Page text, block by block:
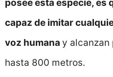
posee esta especie, es
capaz de imitar
voz humana y alcanzan
hasta 800 metros.